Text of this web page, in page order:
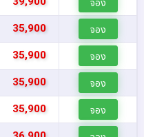
จอง
35,900 จอง
35,900 จอง
35,900 จอง
35,900 จอง